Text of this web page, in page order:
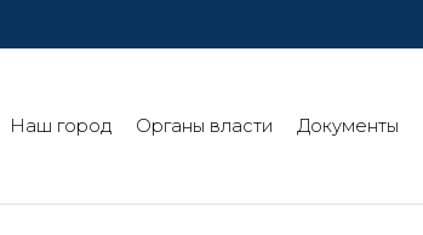
Наш город Органы власти Документы